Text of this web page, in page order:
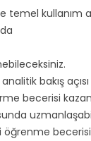
kullanım
bakış
becerisi